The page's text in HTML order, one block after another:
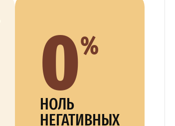
0%
НОЛЬ
НЕГАТИВНЫХ